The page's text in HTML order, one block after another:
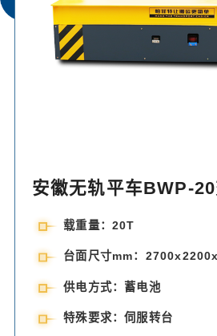
安徽无轨平车BWP-
载重量：20T
台面尺寸mm：
供电方式：蓄电池
特殊要求：伺服转台